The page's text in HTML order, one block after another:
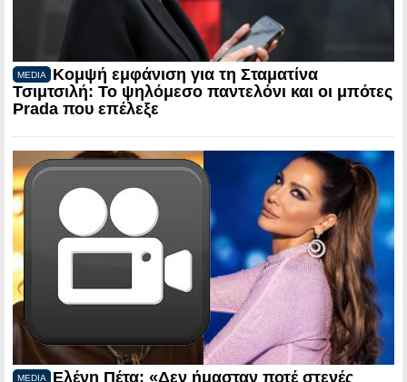
MEDIA
Κομψή εμφάνιση για τη Σταματίνα
Τσιμτσιλή: Το ψηλόμεσο παντελόνι και οι μπότες
Prada που επέλεξε
MEDIA
Ελένη Πέτα: «Δεν ήμασταν ποτέ στενές